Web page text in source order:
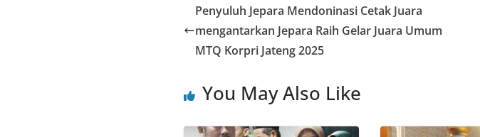
Penyuluh Jepara Mendoninasi Cetak Juara
mengantarkan Jepara Raih Gelar Juara Umum
MTQ Korpri Jateng 2025
You May Also Like